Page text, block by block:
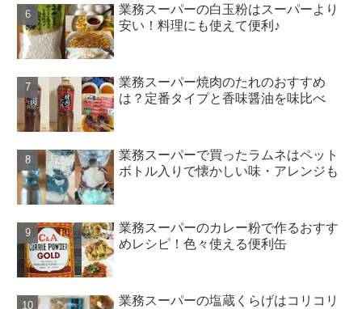
業務スーパーの白玉粉はスーパーより
安い！料理にも使えて便利♪
業務スーパー焼肉のたれのおすすめ
は？定番タイプと香味醤油を味比べ
業務スーパーで買ったラムネはペット
ボトル入りで懐かしい味・アレンジも
業務スーパーのカレー粉で作るおすす
めレシピ！色々使える便利缶
業務スーパーの塩蔵くらげはコリコリ